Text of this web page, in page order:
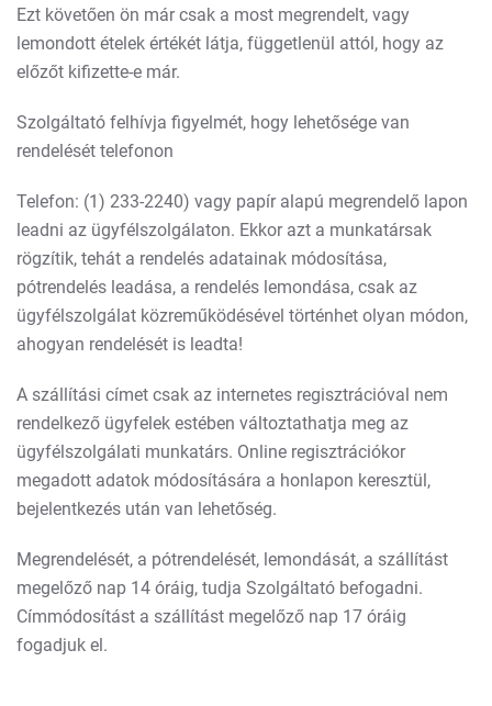
Ezt követően ön már csak a most megrendelt, vagy
lemondott ételek értékét látja, függetlenül attól, hogy az
előzőt kifizette-e már.
Szolgáltató felhívja figyelmét, hogy lehetősége van
rendelését telefonon
Telefon: (1) 233-2240) vagy papír alapú megrendelő lapon
leadni az ügyfélszolgálaton. Ekkor azt a munkatársak
rögzítik, tehát a rendelés adatainak módosítása,
pótrendelés leadása, a rendelés lemondása, csak az
ügyfélszolgálat közreműködésével történhet olyan módon,
ahogyan rendelését is leadta!
A szállítási címet csak az internetes regisztrációval nem
rendelkező ügyfelek estében változtathatja meg az
ügyfélszolgálati munkatárs. Online regisztrációkor
megadott adatok módosítására a honlapon keresztül,
bejelentkezés után van lehetőség.
Megrendelését, a pótrendelését, lemondását, a szállítást
megelőző nap 14 óráig, tudja Szolgáltató befogadni.
Címmódosítást a szállítást megelőző nap 17 óráig
fogadjuk el.